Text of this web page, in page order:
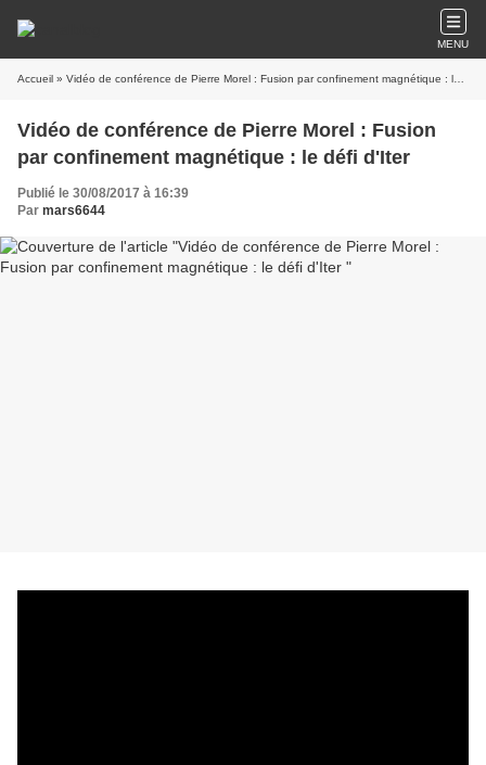
MENU
Accueil » Vidéo de conférence de Pierre Morel : Fusion par confinement magnétique : le défi d'Iter
Vidéo de conférence de Pierre Morel : Fusion
par confinement magnétique : le défi d'Iter
Publié le 30/08/2017 à 16:39
Par mars6644